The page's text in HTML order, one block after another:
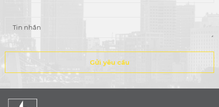
Gửi yêu cầu